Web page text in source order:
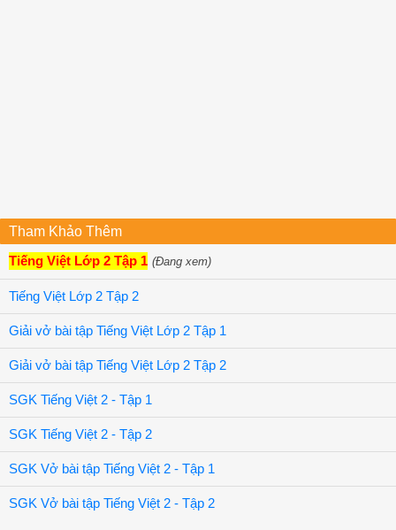
Tham Khảo Thêm
Tiếng Việt Lớp 2 Tập 1 (Đang xem)
Tiếng Việt Lớp 2 Tập 2
Giải vở bài tập Tiếng Việt Lớp 2 Tập 1
Giải vở bài tập Tiếng Việt Lớp 2 Tập 2
SGK Tiếng Việt 2 - Tập 1
SGK Tiếng Việt 2 - Tập 2
SGK Vở bài tập Tiếng Việt 2 - Tập 1
SGK Vở bài tập Tiếng Việt 2 - Tập 2